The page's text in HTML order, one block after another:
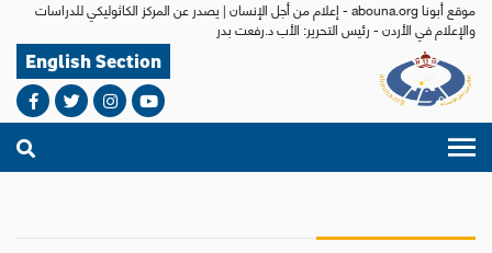
موقع أبونا abouna.org - إعلام من أجل الإنسان | يصدر عن المركز الكاثوليكي للدراسات
والإعلام في الأردن - رئيس التحرير: الأب د.رفعت بدر
English Section